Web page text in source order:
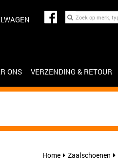
ONS VERZENDING & RETOUR
Home Zaalschoenen